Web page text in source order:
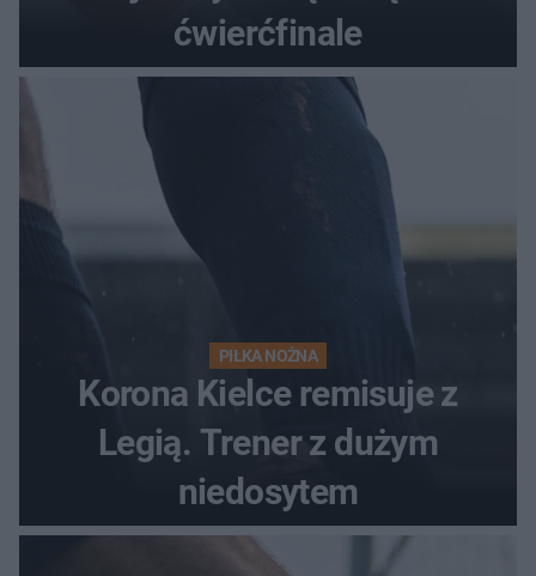
ćwierćfinale
PIŁKA NOŻNA
Korona Kielce remisuje z
Legią. Trener z dużym
niedosytem